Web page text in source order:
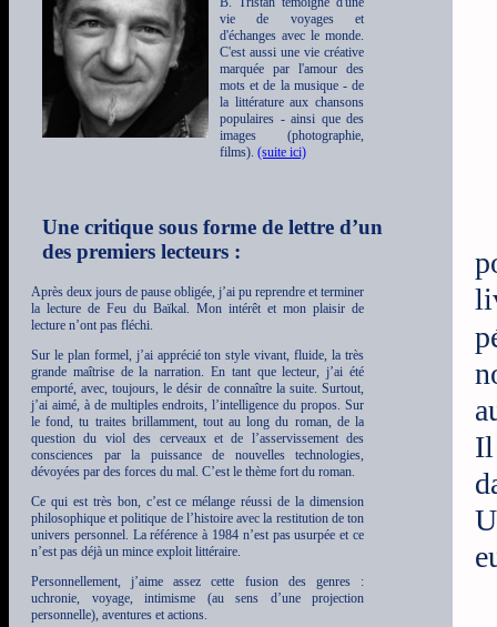
vie de voyages et
d'échanges avec le monde.
C'est aussi une vie créative
marquée par l'amour des
mots et de la musique - de
la littérature aux chansons
populaires - ainsi que des
images (photographie,
films). (suite ici)
Une critique sous forme de lettre d’un
des premiers lecteurs :
Après deux jours de pause obligée, j’ai pu reprendre et terminer
la lecture de Feu du Baïkal. Mon intérêt et mon plaisir de
lecture n’ont pas fléchi.
Sur le plan formel, j’ai apprécié ton style vivant, fluide, la très
grande maîtrise de la narration. En tant que lecteur, j’ai été
emporté, avec, toujours, le désir de connaître la suite. Surtout,
j’ai aimé, à de multiples endroits, l’intelligence du propos. Sur
le fond, tu traites brillamment, tout au long du roman, de la
question du viol des cerveaux et de l’asservissement des
consciences par la puissance de nouvelles technologies,
dévoyées par des forces du mal. C’est le thème fort du roman.
Ce qui est très bon, c’est ce mélange réussi de la dimension
philosophique et politique de l’histoire avec la restitution de ton
univers personnel. La référence à 1984 n’est pas usurpée et ce
n’est pas déjà un mince exploit littéraire.
Personnellement, j’aime assez cette fusion des genres :
uchronie, voyage, intimisme (au sens d’une projection
personnelle), aventures et actions.
Il